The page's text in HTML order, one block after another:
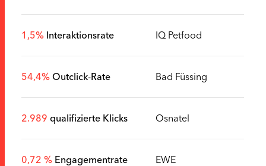
1,5% Interaktionsrate IQ Petfood
54,4% Outclick-Rate Bad Füssing
2.989 qualifizierte Klicks Osnatel
0,72 % Engagementrate EWE